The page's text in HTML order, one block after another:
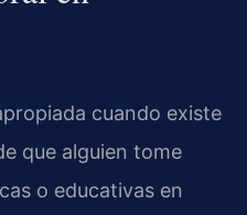
cuando existe
que alguien tome
o educativas en